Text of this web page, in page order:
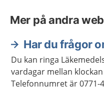
Mer på andra
Har du frågor
Du kan ringa
vardagar mellan klockan
Telefonnumret är 0771-